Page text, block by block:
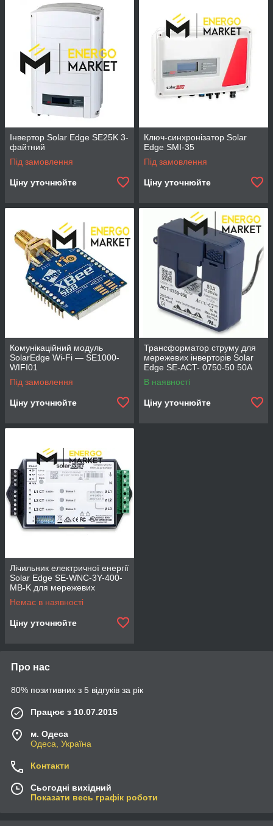
Інвертор Solar Edge SE25K 3-
файтний
Під замовлення
Ціну уточнюйте
Ключ-синхронізатор Solar
Edge SMI-35
Під замовлення
Ціну уточнюйте
Комунікаційний модуль
SolarEdge Wi-Fi — SE1000-
WIFI01
Під замовлення
Ціну уточнюйте
Трансформатор струму для
мережевих інверторів Solar
Edge SE-ACT- 0750-50 50A
В наявності
Ціну уточнюйте
Лічильник електричної енергії
Solar Edge SE-WNC-3Y-400-
MB-K для мережевих
інверторів 1PH/3PH 230/400V
Немає в наявності
Ціну уточнюйте
Про нас
80% позитивних з 5 відгуків за рік
Працює з 10.07.2015
м. Одеса
Одеса, Україна
Контакти
Сьогодні вихідний
Показати весь графік роботи